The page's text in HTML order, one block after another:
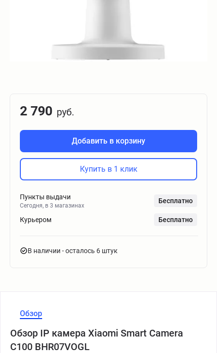
2 790 руб.
Добавить в корзину
Купить в 1 клик
Пункты выдачи
Сегодня, в 3 магазинах
Бесплатно
Курьером Бесплатно
В наличии - осталось 6 штук
Обзор
Обзор IP камера Xiaomi Smart Camera
C100 BHR07VOGL